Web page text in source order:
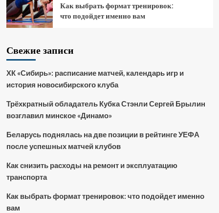
Как выбрать формат тренировок:
что подойдет именно вам
Свежие записи
ХК «Сибирь»: расписание матчей, календарь игр и
история новосибирского клуба
Трёхкратный обладатель Кубка Стэнли Сергей Брылин
возглавил минское «Динамо»
Беларусь поднялась на две позиции в рейтинге УЕФА
после успешных матчей клубов
Как снизить расходы на ремонт и эксплуатацию
транспорта
Как выбрать формат тренировок: что подойдет именно
вам